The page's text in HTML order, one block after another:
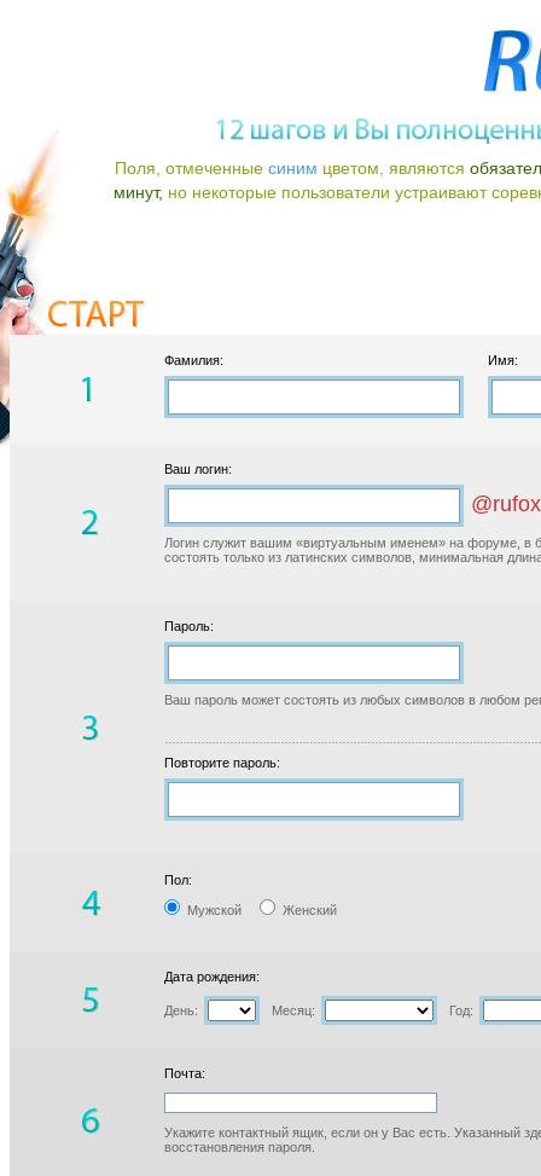
Поля, отмеченные синим цветом, являются
минут, но некоторые пользователи устраивают
Фамилия: Имя:
Ваш логин:
Логин служит вашим «виртуальным именем» на форуме, в
состоять только из латинских символов, минимальная
Пароль:
Ваш пароль может состоять из любых символов в любом
Повторите пароль:
Пол:
Мужской Женский
Дата рождения:
День: Месяц: Год:
Почта:
Укажите контактный ящик, если он у Вас есть. Указанный
восстановления пароля.